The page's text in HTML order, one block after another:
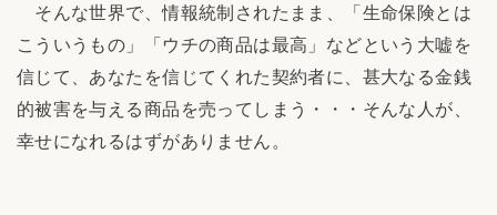
そんな世界で、情報統制されたまま、「生命保険とは
こういうもの」「ウチの商品は最高」などという大嘘を
信じて、あなたを信じてくれた契約者に、甚大なる金銭
的被害を与える商品を売ってしまう・・・そんな人が、
幸せになれるはずがありません。